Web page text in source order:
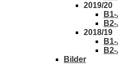
2019/20
2018/19
Bilder